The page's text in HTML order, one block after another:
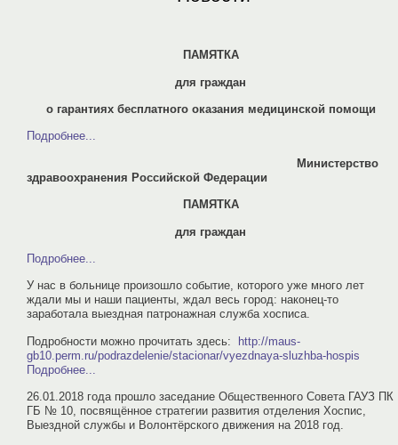
ПАМЯТКА
для граждан
о гарантиях бесплатного оказания медицинской помощи
Подробнее...
Министерство
здравоохранения Российской Федерации
ПАМЯТКА
для граждан
Подробнее...
У нас в больнице произошло событие, которого уже много лет
ждали мы и наши пациенты, ждал весь город: наконец-то
заработала выездная патронажная служба хосписа.
Подробности можно прочитать здесь:
http://maus-
gb10.perm.ru/podrazdelenie/stacionar/vyezdnaya-sluzhba-hospis
Подробнее...
26.01.2018 года прошло заседание Общественного Совета ГАУЗ ПК
ГБ № 10, посвящённое стратегии развития отделения Хоспис,
Выездной службы и Волонтёрского движения на 2018 год.